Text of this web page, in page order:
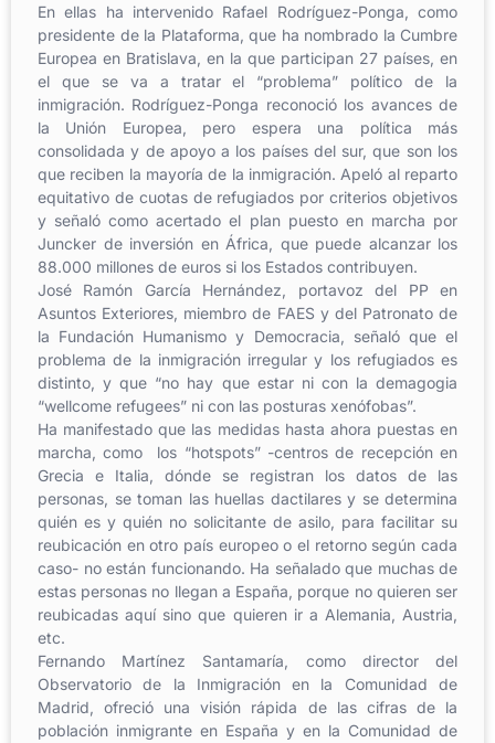
En ellas ha intervenido Rafael Rodríguez-Ponga, como
presidente de la Plataforma, que ha nombrado la Cumbre
Europea en Bratislava, en la que participan 27 países, en
el que se va a tratar el “problema” político de la
inmigración. Rodríguez-Ponga reconoció los avances de
la Unión Europea, pero espera una política más
consolidada y de apoyo a los países del sur, que son los
que reciben la mayoría de la inmigración. Apeló al reparto
equitativo de cuotas de refugiados por criterios objetivos
y señaló como acertado el plan puesto en marcha por
Juncker de inversión en África, que puede alcanzar los
88.000 millones de euros si los Estados contribuyen.
José Ramón García Hernández, portavoz del PP en
Asuntos Exteriores, miembro de FAES y del Patronato de
la Fundación Humanismo y Democracia, señaló que el
problema de la inmigración irregular y los refugiados es
distinto, y que “no hay que estar ni con la demagogia
“wellcome refugees” ni con las posturas xenófobas”.
Ha manifestado que las medidas hasta ahora puestas en
marcha, como los “hotspots” -centros de recepción en
Grecia e Italia, dónde se registran los datos de las
personas, se toman las huellas dactilares y se determina
quién es y quién no solicitante de asilo, para facilitar su
reubicación en otro país europeo o el retorno según cada
caso- no están funcionando. Ha señalado que muchas de
estas personas no llegan a España, porque no quieren ser
reubicadas aquí sino que quieren ir a Alemania, Austria,
etc.
Fernando Martínez Santamaría, como director del
Observatorio de la Inmigración en la Comunidad de
Madrid, ofreció una visión rápida de las cifras de la
población inmigrante en España y en la Comunidad de